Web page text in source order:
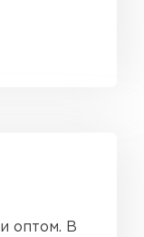
оптом. В